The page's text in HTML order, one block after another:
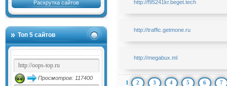
Раскрутка сайтов
Топ 5 сайтов
Просмотров: 117400
http://f95241kr.beget.tech
http://traffic.getmone.ru
http://megabux.ml
1 2 3 4 5 6 7